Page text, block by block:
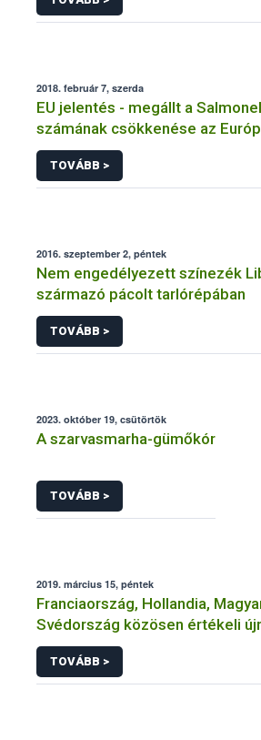
2018. február 7, szerda
EU jelentés - megállt a
számának csökkenése az
TOVÁBB >
2016. szeptember 2, péntek
Nem engedélyezett színezék
származó pácolt tarlórépában
TOVÁBB >
2023. október 19, csütörtök
A szarvasmarha-gümőkór
TOVÁBB >
2019. március 15, péntek
Franciaország, Hollandia,
Svédország közösen értékeli
hatóanyagot
TOVÁBB >